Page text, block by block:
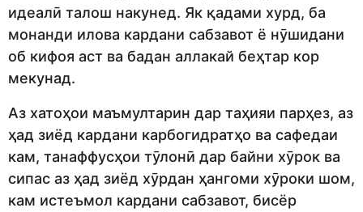
идеалӣ талош накунед. Як қадами хурд, ба
монанди илова кардани сабзавот ё нӯшидани
об кифоя аст ва бадан аллакай беҳтар кор
мекунад.
Аз хатоҳои маъмултарин дар таҳияи парҳез, аз
ҳад зиёд кардани карбогидратҳо ва сафедаи
кам, танаффусҳои тӯлонӣ дар байни хӯрок ва
сипас аз ҳад зиёд хӯрдан ҳангоми хӯроки шом,
кам истеъмол кардани сабзавот, бисёр